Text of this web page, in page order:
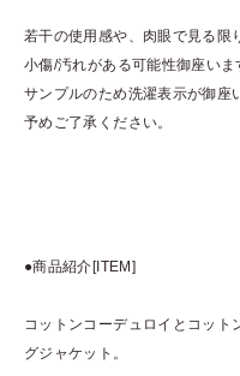
若干の使用感や、肉眼で見る限
小傷/汚れがある可能性御座いま
サンプルのため洗濯表示が御座
予めご了承ください。
●商品紹介[ITEM]
コットンコーデュロイとコット
グジャケット。